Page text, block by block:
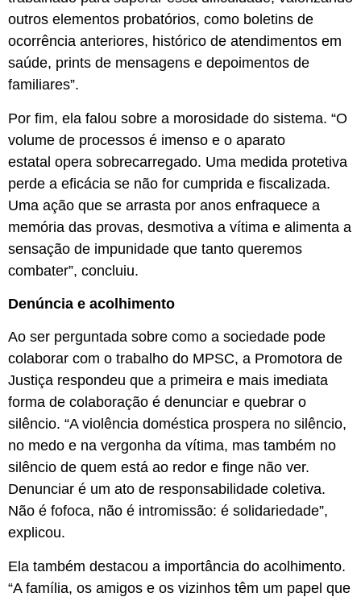
outros elementos probatórios, como boletins de
ocorrência anteriores, histórico de atendimentos em
saúde, prints de mensagens e depoimentos de
familiares”.
Por fim, ela falou sobre a morosidade do sistema. “O
volume de processos é imenso e o aparato
estatal opera sobrecarregado. Uma medida protetiva
perde a eficácia se não for cumprida e fiscalizada.
Uma ação que se arrasta por anos enfraquece a
memória das provas, desmotiva a vítima e alimenta a
sensação de impunidade que tanto queremos
combater”, concluiu.
Denúncia e acolhimento
Ao ser perguntada sobre como a sociedade pode
colaborar com o trabalho do MPSC, a Promotora de
Justiça respondeu que a primeira e mais imediata
forma de colaboração é denunciar e quebrar o
silêncio. “A violência doméstica prospera no silêncio,
no medo e na vergonha da vítima, mas também no
silêncio de quem está ao redor e finge não ver.
Denunciar é um ato de responsabilidade coletiva.
Não é fofoca, não é intromissão: é solidariedade”,
explicou.
Ela também destacou a importância do acolhimento.
“A família, os amigos e os vizinhos têm um papel que